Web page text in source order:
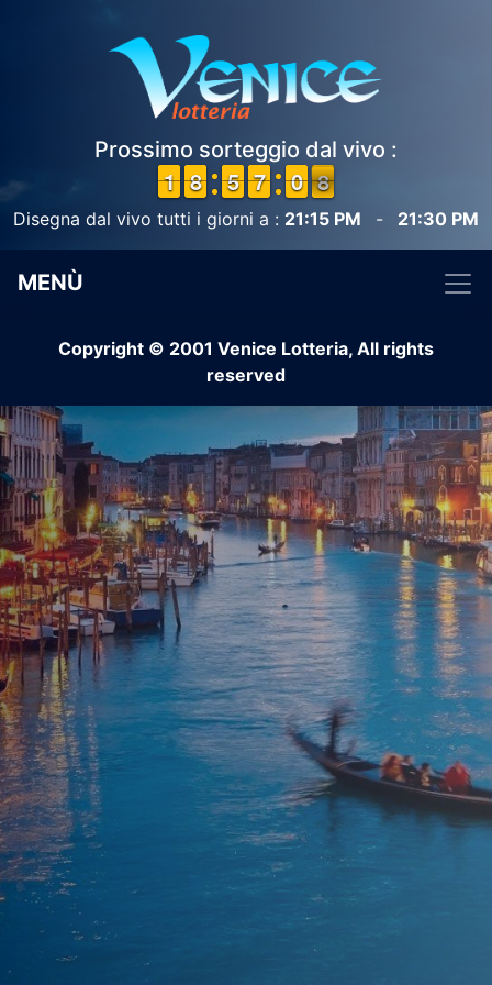
Prossimo sorteggio dal vivo :
1
1
1
1 7
7
8
8 4
4
5
5 6
6
7
7 1
0
0 8
8
7
Disegna dal vivo tutti i giorni a : 21:15 PM - 21:30 PM
MENÙ
Copyright © 2001 Venice Lotteria, All rights
reserved